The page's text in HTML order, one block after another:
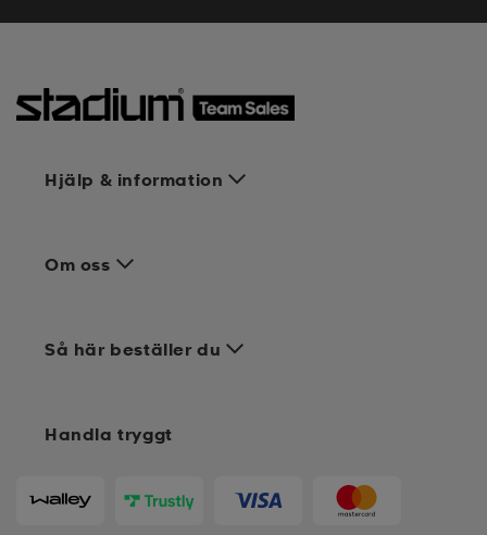
Hjälp & information
Om oss
Handla tryggt
Så här beställer du